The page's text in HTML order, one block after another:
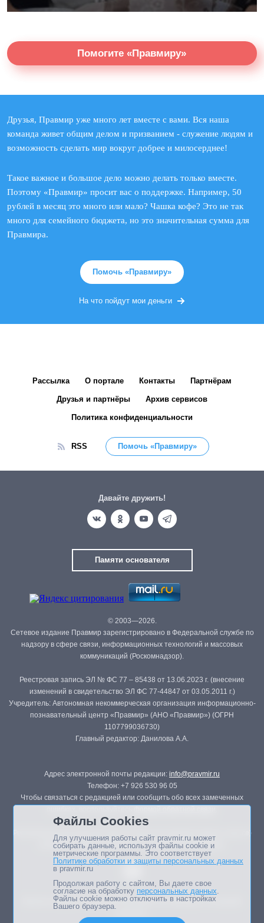
Помогите «Правмиру»
Друзья, Правмир уже много лет вместе с вами. Вся наша
команда живет общим делом и призванием - служение людям и
возможность сделать мир вокруг добрее и милосерднее!
Такое важное и большое дело можно делать только вместе.
Поэтому «Правмир» просит вас о поддержке. Например, 50
рублей в месяц это много или мало? Чашка кофе? Это не так
много для семейного бюджета, но это значительная сумма для
Правмира.
Помочь «Правмиру»
На что пойдут мои деньги
Рассылка О портале Контакты Партнёрам
Друзья и партнёры Архив сервисов
Политика конфиденциальности
RSS Помочь «Правмиру»
Давайте дружить!
Памяти основателя
© 2003—2026.
Сетевое издание Правмир зарегистрировано в Федеральной службе по
надзору в сфере связи, информационных технологий и массовых
коммуникаций (Роскомнадзор).
Реестровая запись ЭЛ № ФС 77 – 85438 от 13.06.2023 г. (внесение
изменений в свидетельство ЭЛ ФС 77-44847 от 03.05.2011 г.)
Учредитель: Автономная некоммерческая организация информационно-
познавательный центр «Правмир» (АНО «Правмир») (ОГРН
1107799036730)
Главный редактор: Данилова А.А.
Адрес электронной почты редакции: info@pravmir.ru
Телефон: +7 926 530 96 05
Чтобы связаться с редакцией или сообщить обо всех замеченных
Републикация материалов сайта в печатных изданиях (книгах, прессе)
возможна только с письменного разрешения редакции.
Мнение авторов статей портала может не совпадать с позицией
Файлы Cookies
Для улучшения работы сайт pravmir.ru может
собирать данные, используя файлы cookie и
метрические программы. Это соответствует
Политике обработки и защиты персональных данных
в pravmir.ru
Продолжая работу с сайтом, Вы даете свое
согласие на обработку персональных данных.
Файлы cookie можно отключить в настройках
Вашего браузера.